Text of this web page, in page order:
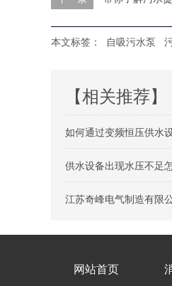
本文标签： 自吸污水泵
【相关推荐】
如何通过变频恒压供水
供水设备出现水压不足
江苏奇峰电气制造有限
网站首页